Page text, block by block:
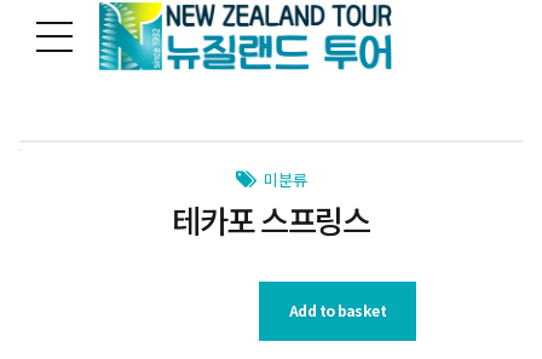
미분류
테카포 스프링스
Add to basket